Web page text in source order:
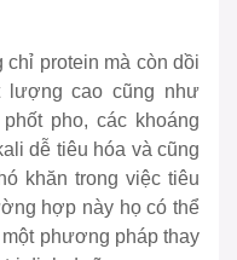
protein mà còn dồi
lượng cao cũng như
pho, các khoáng
dễ tiêu hóa và cũng
khăn trong việc tiêu
hợp này họ có thể
phương pháp thay